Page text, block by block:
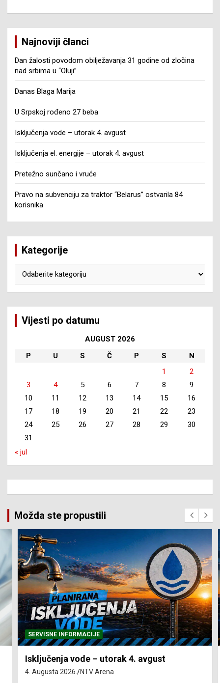
Najnoviji članci
Dan žalosti povodom obilježavanja 31 godine od zločina
nad srbima u “Oluji”
Danas Blaga Marija
U Srpskoj rođeno 27 beba
Isključenja vode – utorak 4. avgust
Isključenja el. energije – utorak 4. avgust
Pretežno sunčano i vruće
Pravo na subvenciju za traktor “Belarus” ostvarila 84
korisnika
Kategorije
Vijesti po datumu
AUGUST 2026
P
U S Č P S
N
1
2
3
4 5 6 7 8
9
10
11 12 13 14 15
16
17
18 19 20 21 22
23
24
25 26 27 28 29
30
31
« jul
Možda ste propustili
SERVISNE INFORMACIJE
Isključenja vode – utorak 4. avgust
4. Augusta 2026. NTV Arena